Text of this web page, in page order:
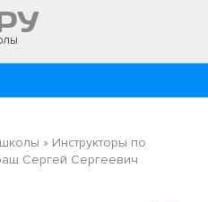
» Инструкторы по
Сергей Сергеевич